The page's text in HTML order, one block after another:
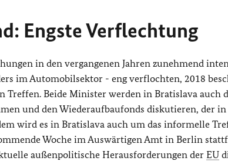
Engste Verflechtung
in den vergangenen Jahren zunehmend
im Automobilsektor - eng verflochten, 2018
Treffen. Beide Minister werden in Bratislava auch
und den Wiederaufbaufonds diskutieren, der
wird es in Bratislava auch um das informelle
Woche im Auswärtigen Amt in Berlin
außenpolitische Herausforderungen der EU